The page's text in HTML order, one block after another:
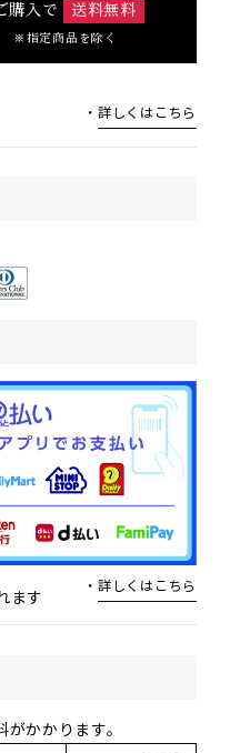
購入で 送料無料
※指定商品を除く
詳しくはこちら
ます
詳しくはこちら
かかります。